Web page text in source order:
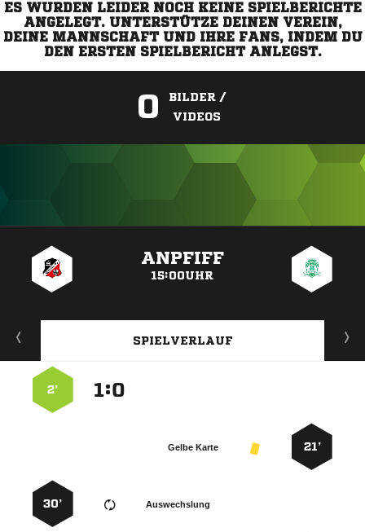
ES WURDEN LEIDER NOCH KEINE SPIELBERICHTE
ANGELEGT. UNTERSTÜTZE DEINEN VEREIN,
DEINE MANNSCHAFT UND IHRE FANS, INDEM DU
DEN ERSTEN SPIELBERICHT ANLEGST.
0
BILDER /
VIDEOS
ANPFIFF
15:00UHR
SPIELVERLAUF
:
2’
21’
Gelbe Karte
Auswechslung
30’